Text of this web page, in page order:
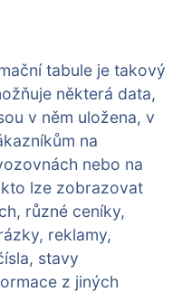
tabule je takový
některá data,
v něm uložena, v
na
nebo na
lze zobrazovat
různé ceníky,
reklamy,
stavy
z jiných